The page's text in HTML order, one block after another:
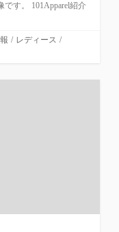
です。 101Apparel紹介
/ レディース /